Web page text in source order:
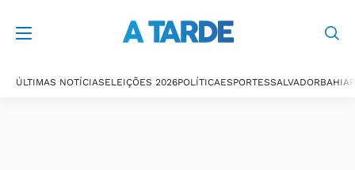
ÚLTIMAS NOTÍCIASELEIÇÕES 2026POLÍTICAESPORTESSALVADORBAHIA